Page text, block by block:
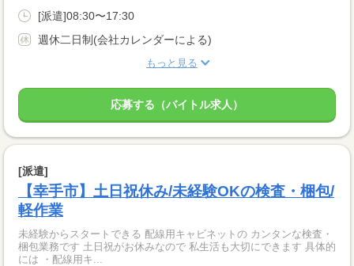
[派遣]08:30〜17:30
週休二日制(会社カレンダーによる)
もっと見る
応募する（バイトル求人）
[派遣]
【幸手市】土日祝休み/未経験OKの検査・梱包/
軽作業
未経験からスタートできる 配線用キャビネットの カンタンな検査・
梱包業務です 土日祝がお休みなので 私生活も大切にできます 具体的
には ・配線用キ...